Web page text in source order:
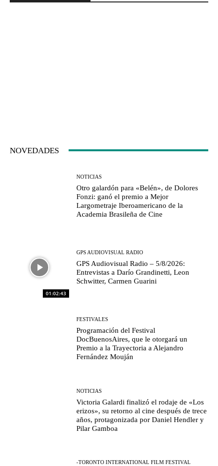
NOVEDADES
NOTICIAS
Otro galardón para «Belén», de Dolores
Fonzi: ganó el premio a Mejor
Largometraje Iberoamericano de la
Academia Brasileña de Cine
01:02:43
GPS AUDIOVISUAL RADIO
GPS Audiovisual Radio – 5/8/2026:
Entrevistas a Darío Grandinetti, Leon
Schwitter, Carmen Guarini
FESTIVALES
Programación del Festival
DocBuenosAires, que le otorgará un
Premio a la Trayectoria a Alejandro
Fernández Mouján
NOTICIAS
Victoria Galardi finalizó el rodaje de «Los
erizos», su retorno al cine después de trece
años, protagonizada por Daniel Hendler y
Pilar Gamboa
-TORONTO INTERNATIONAL FILM FESTIVAL